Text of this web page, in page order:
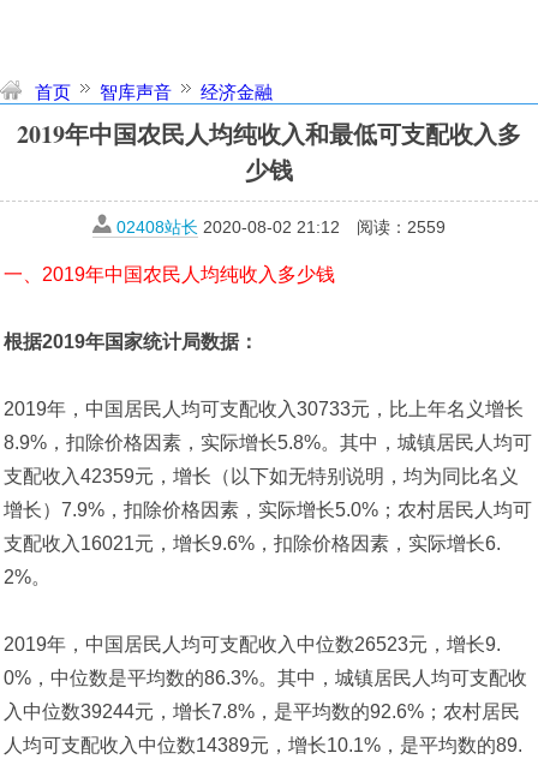
首页 智库声音 经济金融
2019年中国农民人均纯收入和最低可支配收入多
少钱
02408站长 2020-08-02 21:12 阅读： 2559
一、2019年中国农民人均纯收入多少钱
根据2019年国家统计局数据：
2019年，中国居民人均可支配收入30733元，比上年名义增长
8.9%，扣除价格因素，实际增长5.8%。其中，城镇居民人均可
支配收入42359元，增长（以下如无特别说明，均为同比名义
增长）7.9%，扣除价格因素，实际增长5.0%；农村居民人均可
支配收入16021元，增长9.6%，扣除价格因素，实际增长6.
2%。
2019年，中国居民人均可支配收入中位数26523元，增长9.
0%，中位数是平均数的86.3%。其中，城镇居民人均可支配收
入中位数39244元，增长7.8%，是平均数的92.6%；农村居民
人均可支配收入中位数14389元，增长10.1%，是平均数的89.